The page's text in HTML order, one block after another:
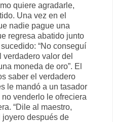
quiere agradarle,
Una vez en el
nadie pague una
regresa abatido junto
“No conseguí
valor del
moneda de oro”. El
saber el verdadero
le mandó a un tasador
venderlo le ofreciera
“Dile al maestro,
después de